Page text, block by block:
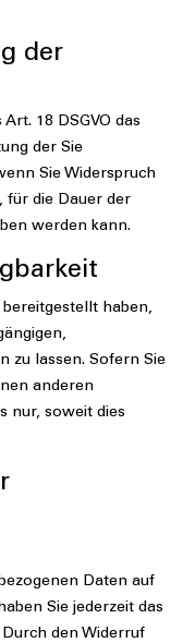
der
18 DSGVO das
der Sie
Sie Widerspruch
für die Dauer der
werden kann.
bereitgestellt haben,
zu lassen. Sofern Sie
anderen
nur, soweit dies
Daten auf
Sie jederzeit das
den Widerruf